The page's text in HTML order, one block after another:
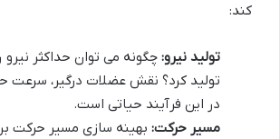
کند:
تولید نیرو: چگونه می توان حداکثر
تولید کرد؟ نقش عضلات درگیر، سرعت
در این فرآیند حیاتی است.
مسیر حرکت: بهینه سازی مسیر حرکت